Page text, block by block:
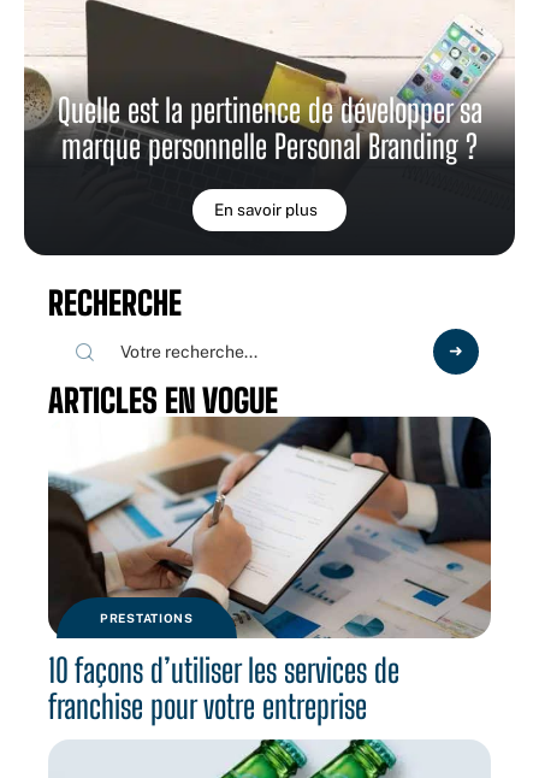
Quelle est la pertinence de développer sa
marque personnelle Personal Branding ?
En savoir plus
RECHERCHE
ARTICLES EN VOGUE
PRESTATIONS
10 façons d’utiliser les services de
franchise pour votre entreprise